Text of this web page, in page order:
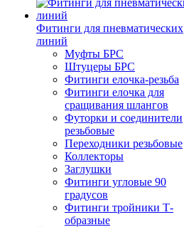
Фитинги для пневматических
линий
Муфты БРС
Штуцеры БРС
Фитинги елочка-резьба
Фитинги елочка для
сращивания шлангов
Футорки и соединители
резьбовые
Переходники резьбовые
Коллекторы
Заглушки
Фитинги угловые 90
градусов
Фитинги тройники Т-
образные